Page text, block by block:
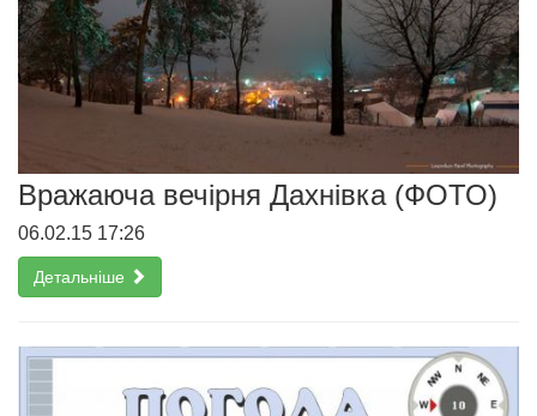
Вражаюча вечірня Дахнівка (ФОТО)
06.02.15 17:26
Детальніше